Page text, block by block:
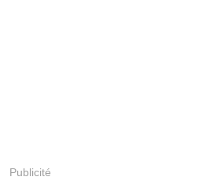
Publicité